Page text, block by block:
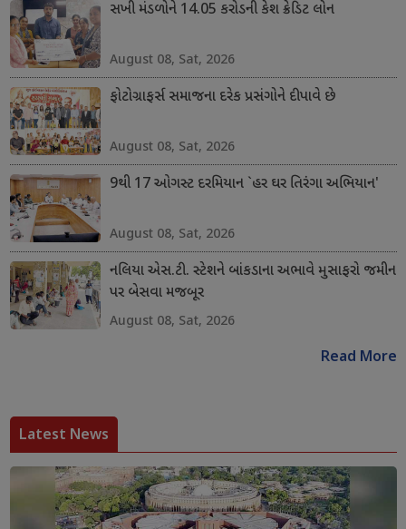
સખી મંડળોને 14.05 કરોડની કેશ ક્રેડિટ લોન
August 08, Sat, 2026
ફોટોગ્રાફર્સ સમાજના દરેક પ્રસંગોને દીપાવે છે
August 08, Sat, 2026
9થી 17 ઓગસ્ટ દરમિયાન `હર ઘર તિરંગા અભિયાન'
August 08, Sat, 2026
નલિયા એસ.ટી. સ્ટેશને બાંકડાના અભાવે મુસાફરો જમીન
પર બેસવા મજબૂર
August 08, Sat, 2026
Read More
Latest News